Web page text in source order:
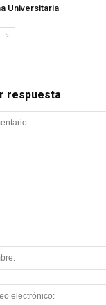
Universitaria
respuesta